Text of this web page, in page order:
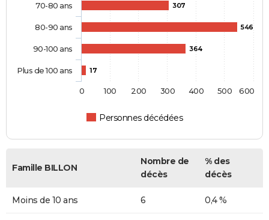
307
546
364
17
Personnes décédées
70-80 ans
80-90 ans
90-100 ans
Plus de 100 ans
0 100 200 300 400 500 600
Famille BILLON
Nombre de
décès
% des
décès
Moins de 10 ans 6 0,4 %